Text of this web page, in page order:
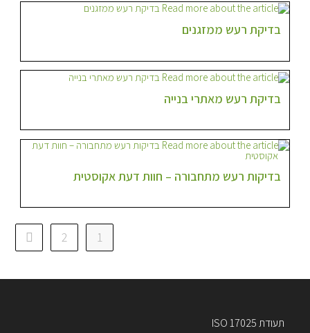
בדיקת רעש ממזגנים
בדיקת רעש מאתרי בנייה
בדיקות רעש מתחבורה – חוות דעת אקוסטית
1
2
תעודת ISO 17025